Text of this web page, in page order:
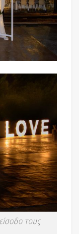
τους